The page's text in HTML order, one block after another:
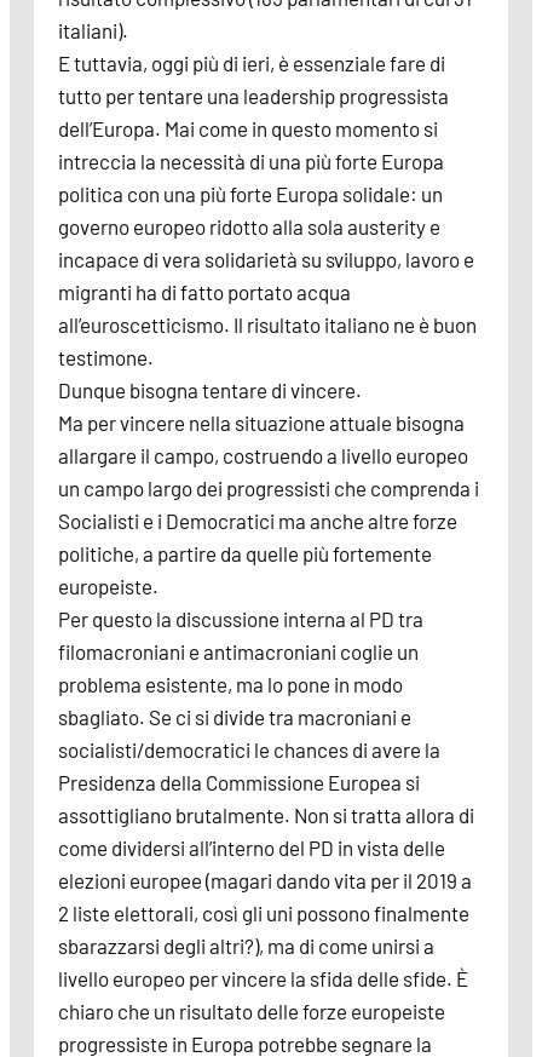
italiani).
E tuttavia, oggi più di ieri, è essenziale fare di
tutto per tentare una leadership progressista
dell’Europa. Mai come in questo momento si
intreccia la necessità di una più forte Europa
politica con una più forte Europa solidale: un
governo europeo ridotto alla sola austerity e
incapace di vera solidarietà su sviluppo, lavoro e
migranti ha di fatto portato acqua
all’euroscetticismo. Il risultato italiano ne è buon
testimone.
Dunque bisogna tentare di vincere.
Ma per vincere nella situazione attuale bisogna
allargare il campo, costruendo a livello europeo
un campo largo dei progressisti che comprenda i
Socialisti e i Democratici ma anche altre forze
politiche, a partire da quelle più fortemente
europeiste.
Per questo la discussione interna al PD tra
filomacroniani e antimacroniani coglie un
problema esistente, ma lo pone in modo
sbagliato. Se ci si divide tra macroniani e
socialisti/democratici le chances di avere la
Presidenza della Commissione Europea si
assottigliano brutalmente. Non si tratta allora di
come dividersi all’interno del PD in vista delle
elezioni europee (magari dando vita per il 2019 a
2 liste elettorali, così gli uni possono finalmente
sbarazzarsi degli altri?), ma di come unirsi a
livello europeo per vincere la sfida delle sfide. È
chiaro che un risultato delle forze europeiste
progressiste in Europa potrebbe segnare la